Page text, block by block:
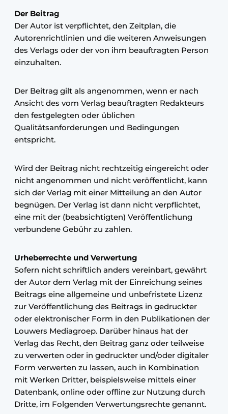
Der Beitrag
Der Autor ist verpflichtet, den Zeitplan, die
Autorenrichtlinien und die weiteren Anweisungen
des Verlags oder der von ihm beauftragten Person
einzuhalten.
Der Beitrag gilt als angenommen, wenn er nach
Ansicht des vom Verlag beauftragten Redakteurs
den festgelegten oder üblichen
Qualitätsanforderungen und Bedingungen
entspricht.
Wird der Beitrag nicht rechtzeitig eingereicht oder
nicht angenommen und nicht veröffentlicht, kann
sich der Verlag mit einer Mitteilung an den Autor
begnügen. Der Verlag ist dann nicht verpflichtet,
eine mit der (beabsichtigten) Veröffentlichung
verbundene Gebühr zu zahlen.
Urheberrechte und Verwertung
Sofern nicht schriftlich anders vereinbart, gewährt
der Autor dem Verlag mit der Einreichung seines
Beitrags eine allgemeine und unbefristete Lizenz
zur Veröffentlichung des Beitrags in gedruckter
oder elektronischer Form in den Publikationen der
Louwers Mediagroep. Darüber hinaus hat der
Verlag das Recht, den Beitrag ganz oder teilweise
zu verwerten oder in gedruckter und/oder digitaler
Form verwerten zu lassen, auch in Kombination
mit Werken Dritter, beispielsweise mittels einer
Datenbank, online oder offline zur Nutzung durch
Dritte, im Folgenden Verwertungsrechte genannt.